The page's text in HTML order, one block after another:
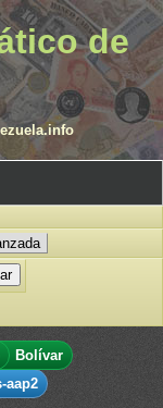
de
Bolívar
aap2